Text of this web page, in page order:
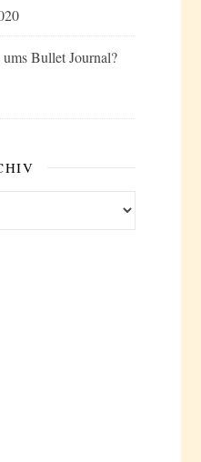
Bullet Journal?